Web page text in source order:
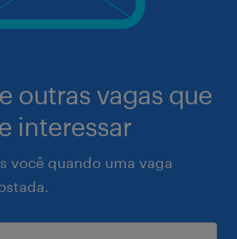
outras vagas que
interessar
você quando uma vaga